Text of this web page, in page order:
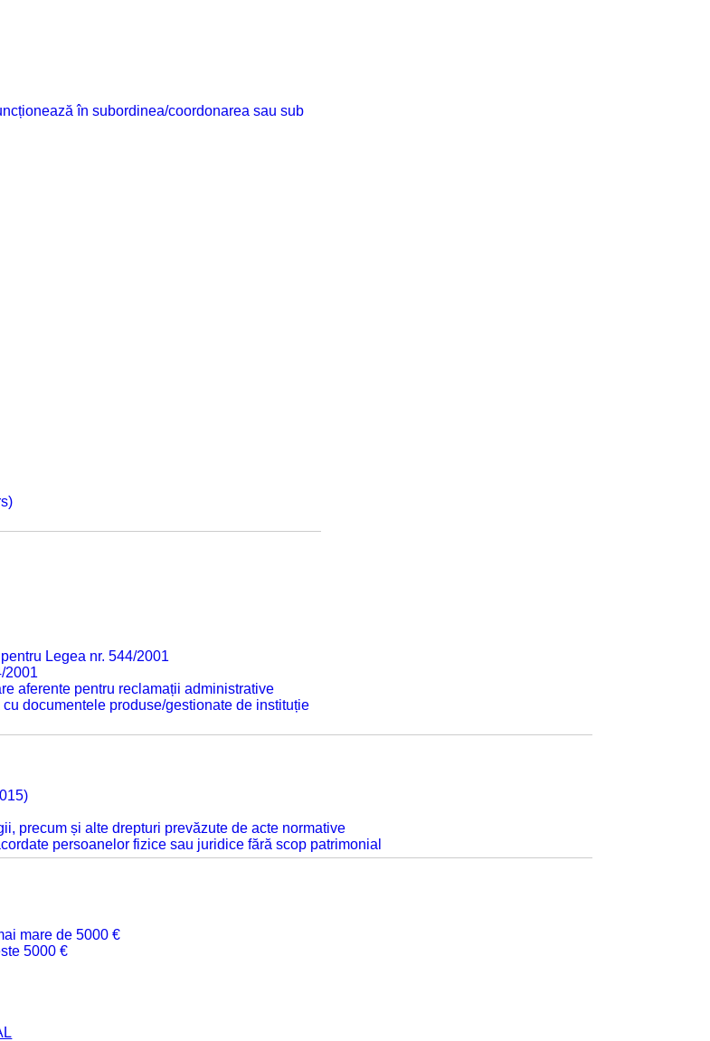
în subordinea/coordonarea sau sub
Legea nr. 544/2001
2001
aferente pentru reclamații administrative
documentele produse/gestionate de instituție
precum și alte drepturi prevăzute de acte normative
persoanelor fizice sau juridice fără scop patrimonial
mare de 5000 €
5000 €